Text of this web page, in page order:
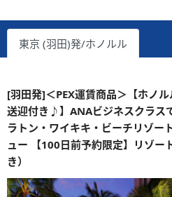
東京 (羽田)発/ホノルル
[羽田発]＜PEX運賃商品＞【ホノ
送迎付き♪】ANAビジネスクラス
ラトン・ワイキキ・ビーチリゾー
ュー 【100日前予約限定】リゾー
き）